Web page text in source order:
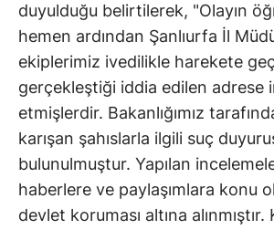
duyulduğu belirtilerek, "Olayın
hemen ardından Şanlıurfa İl
ekiplerimiz ivedilikle harekete
gerçekleştiği iddia edilen adrese
etmişlerdir. Bakanlığımız
karışan şahıslarla ilgili suç
bulunulmuştur. Yapılan
haberlere ve paylaşımlara konu
devlet koruması altına alınmıştır.